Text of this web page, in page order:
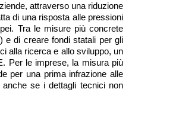
attraverso una riduzione
di una risposta alle pressioni
Tra le misure più concrete
e di creare fondi statali per gli
alla ricerca e allo sviluppo, un
Per le imprese, la misura più
per una prima infrazione alle
se i dettagli tecnici non